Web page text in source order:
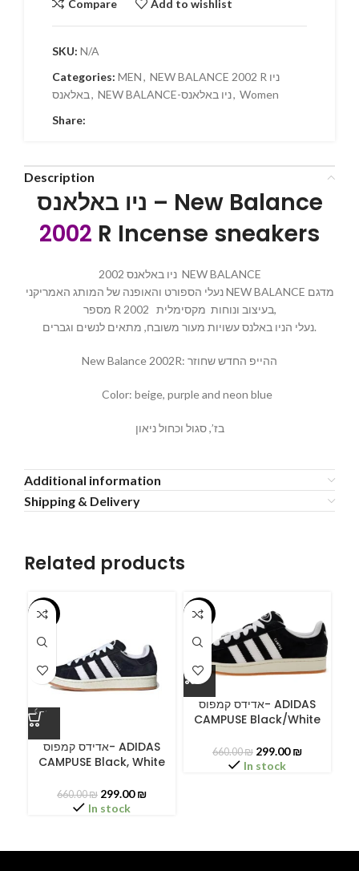
Compare Add to wishlist
SKU: N/A
Categories: MEN, NEW BALANCE 2002 R ניו
באלאנס, NEW BALANCE-ניו באלאנס, Women
Share:
Description
ניו באלאנס – New Balance
2002 R Incense sneakers
ניו באלאנס 2002 NEW BALANCE
נעלי הספורט והאופנה של המותג האמריקני NEW BALANCE מדגם
מספר R 2002 בעיצוב ונוחות מקסימלית,
נעלי הניו באלנס עשויות מעור משובח, מתאים לנשים וגברים.
New Balance 2002R: ההייפ החדש שחוזר
Color: beige, purple and neon blue
בז’, סגול וכחול ניאון
Additional information
Shipping & Delivery
Related products
-55%
אדידס קמפוס- ADIDAS
CAMPUSE Black, White
660.00₪ 299.00₪
In stock
-55%
אדידס קמפוס- ADIDAS
CAMPUSE Black/White
660.00₪ 299.00₪
In stock